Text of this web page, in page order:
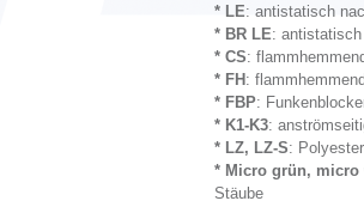
* LE: antistatisch
* BR LE:
* CS:
* FH :
* FBP:
*K1-K3:
* LZ, LZ-S:
* Micro grün,
Stäube